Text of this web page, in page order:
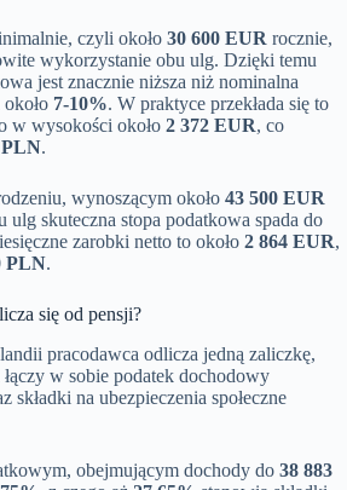
czyli około 30 600 EUR rocznie,
wykorzystanie obu ulg. Dzięki temu
jest znacznie niższa niż nominalna
7-10%. W praktyce przekłada się to
w wysokości około 2 372 EUR, co
PLN.
wynoszącym około 43 500 EUR
skuteczna stopa podatkowa spada do
zarobki netto to około 2 864 EUR,
PLN.
się od pensji?
pracodawca odlicza jedną zaliczkę,
łączy w sobie podatek dochodowy
składki na ubezpieczenia społeczne
obejmującym dochody do 38 883